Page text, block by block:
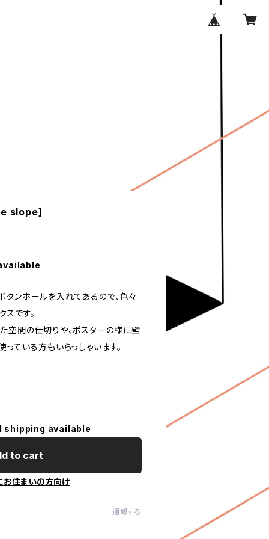
slope]
ンホールを入れてあるので、色々
です。
空間の仕切りや、ポスターの様に壁
っている方もいらっしゃいます。
shipping available
to cart
お住まいの方向け
通報する